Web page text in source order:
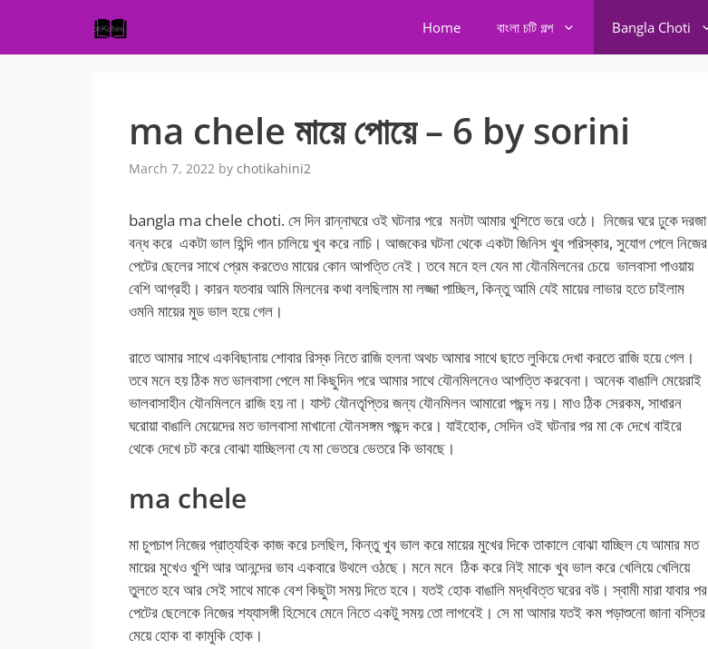
content
Home বাংলা চটি গল্প Bangla Choti
ma chele মায়ে পোয়ে – 6 by sorini
March 7, 2022 by chotikahini2
bangla ma chele choti. সে দিন রান্নাঘরে ওই ঘটনার পরে মনটা আমার খুশিতে ভরে ওঠে। নিজের ঘরে ঢুকে দরজা
বন্ধ করে একটা ভাল হিন্দি গান চালিয়ে খুব করে নাচি। আজকের ঘটনা থেকে একটা জিনিস খুব পরিস্কার, সুযোগ পেলে নিজের
পেটের ছেলের সাথে প্রেম করতেও মায়ের কোন আপত্তি নেই। তবে মনে হল যেন মা যৌনমিলনের চেয়ে ভালবাসা পাওয়ায়
বেশি আগ্রহী। কারন যতবার আমি মিলনের কথা বলছিলাম মা লজ্জা পাচ্ছিল, কিন্তু আমি যেই মায়ের লাভার হতে চাইলাম
ওমনি মায়ের মুড ভাল হয়ে গেল।
রাতে আমার সাথে একবিছানায় শোবার রিস্ক নিতে রাজি হলনা অথচ আমার সাথে ছাতে লুকিয়ে দেখা করতে রাজি হয়ে গেল।
তবে মনে হয় ঠিক মত ভালবাসা পেলে মা কিছুদিন পরে আমার সাথে যৌনমিলনেও আপত্তি করবেনা। অনেক বাঙালি মেয়েরাই
ভালবাসাহীন যৌনমিলনে রাজি হয় না। যাস্ট যৌনতৃপ্তির জন্য যৌনমিলন আমারো পছন্দ নয়। মাও ঠিক সেরকম, সাধারন
ঘরোয়া বাঙালি মেয়েদের মত ভালবাসা মাখানো যৌনসঙ্গম পছন্দ করে। যাইহোক, সেদিন ওই ঘটনার পর মা কে দেখে বাইরে
থেকে দেখে চট করে বোঝা যাচ্ছিলনা যে মা ভেতরে ভেতরে কি ভাবছে।
ma chele
মা চুপচাপ নিজের প্রাত্যহিক কাজ করে চলছিল, কিন্তু খুব ভাল করে মায়ের মুখের দিকে তাকালে বোঝা যাচ্ছিল যে আমার মত
মায়ের মুখেও খুশি আর আনন্দের ভাব একবারে উথলে ওঠছে। মনে মনে ঠিক করে নিই মাকে খুব ভাল করে খেলিয়ে খেলিয়ে
তুলতে হবে আর সেই সাথে মাকে বেশ কিছুটা সময় দিতে হবে। যতই হোক বাঙালি মদ্ধবিত্ত ঘরের বউ। স্বামী মারা যাবার পর
পেটের ছেলেকে নিজের শয্যাসঙ্গী হিসেবে মেনে নিতে একটু সময় তো লাগবেই। সে মা আমার যতই কম পড়াশুনো জানা বস্তির
মেয়ে হোক বা কামুকি হোক।